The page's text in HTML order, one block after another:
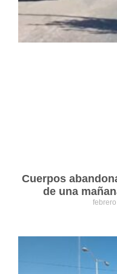
Cuerpos
de una